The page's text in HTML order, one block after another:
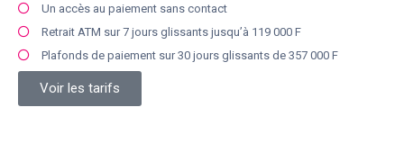
Un accès au paiement sans contact
Retrait ATM sur 7 jours glissants jusqu’à 119 000 F
Plafonds de paiement sur 30 jours glissants de 357 000 F
Voir les tarifs